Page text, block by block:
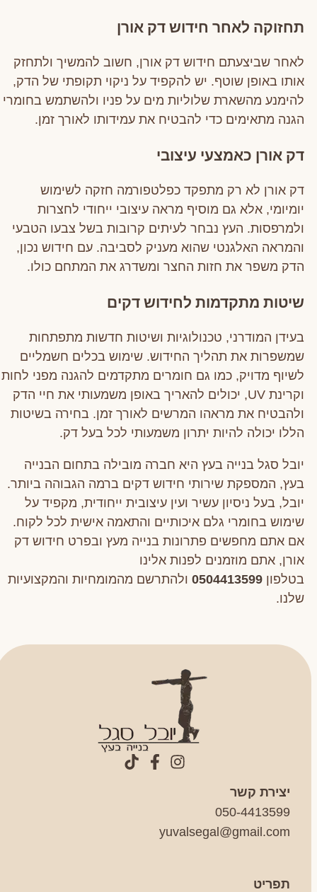
תחזוקה לאחר חידוש דק אורן
לאחר שביצעתם חידוש דק אורן, חשוב להמשיך ולתחזק
אותו באופן שוטף. יש להקפיד על ניקוי תקופתי של הדק,
להימנע מהשארת שלוליות מים על פניו ולהשתמש בחומרי
הגנה מתאימים כדי להבטיח את עמידותו לאורך זמן.
דק אורן כאמצעי עיצובי
דק אורן לא רק מתפקד כפלטפורמה חזקה לשימוש
יומיומי, אלא גם מוסיף מראה עיצובי ייחודי לחצרות
ולמרפסות. העץ נבחר לעיתים קרובות בשל צבעו הטבעי
והמראה האלגנטי שהוא מעניק לסביבה. עם חידוש נכון,
הדק משפר את חזות החצר ומשדרג את המתחם כולו.
שיטות מתקדמות לחידוש דקים
בעידן המודרני, טכנולוגיות ושיטות חדשות מתפתחות
שמשפרות את תהליך החידוש. שימוש בכלים חשמליים
לשיוף מדויק, כמו גם חומרים מתקדמים להגנה מפני לחות
וקרינת UV, יכולים להאריך באופן משמעותי את חיי הדק
ולהבטיח את מראהו המרשים לאורך זמן. בחירה בשיטות
הללו יכולה להיות יתרון משמעותי לכל בעל דק.
יובל סגל בנייה בעץ היא חברה מובילה בתחום הבנייה
בעץ, המספקת שירותי חידוש דקים ברמה הגבוהה ביותר.
יובל, בעל ניסיון עשיר ועין עיצובית ייחודית, מקפיד על
שימוש בחומרי גלם איכותיים והתאמה אישית לכל לקוח.
אם אתם מחפשים פתרונות בנייה מעץ ובפרט חידוש דק
אורן, אתם מוזמנים לפנות אלינו
בטלפון0504413599 ולהתרשם מהמומחיות והמקצועיות
שלנו.
יצירת קשר
050-4413599
yuvalsegal@gmail.com
תפריט